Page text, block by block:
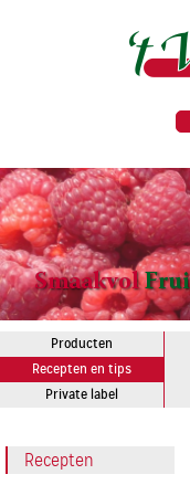
Producten
Recepten en tips
Private label
Recepten